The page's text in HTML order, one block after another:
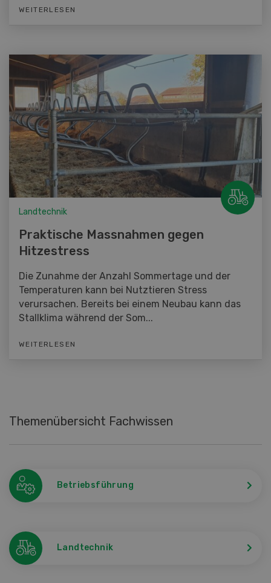
WEITERLESEN
Landtechnik
Praktische Massnahmen gegen
Hitzestress
Die Zunahme der Anzahl Sommertage und der
Temperaturen kann bei Nutztieren Stress
verursachen. Bereits bei einem Neubau kann das
Stallklima während der Som...
WEITERLESEN
Themenübersicht Fachwissen
Betriebsführung
Landtechnik